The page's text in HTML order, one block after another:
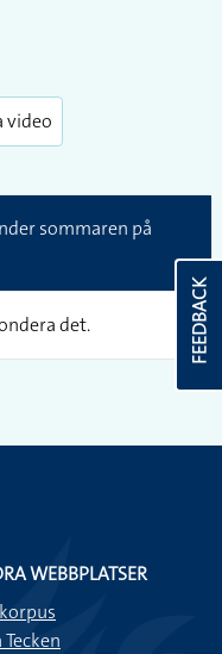
video
sommaren på
det. FEEDBACK
WEBBPLATSER